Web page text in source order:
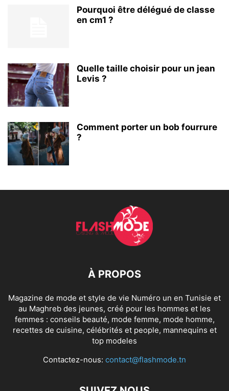
Pourquoi être délégué de classe
en cm1 ?
Quelle taille choisir pour un jean
Levis ?
Comment porter un bob fourrure
?
À PROPOS
Magazine de mode et style de vie Numéro un en Tunisie et
au Maghreb des jeunes, créé pour les hommes et les
femmes : conseils beauté, mode femme, mode homme,
recettes de cuisine, célébrités et people, mannequins et
top modeles
Contactez-nous: contact@flashmode.tn